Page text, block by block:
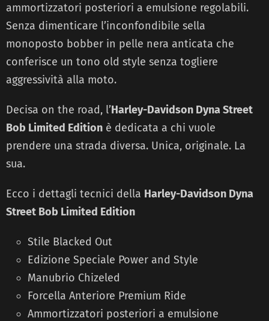
ammortizzatori posteriori a emulsione regolabili.
Senza dimenticare l’inconfondibile sella
monoposto bobber in pelle nera anticata che
conferisce un tono old style senza togliere
aggressività alla moto.
Decisa on the road, l’Harley-Davidson Dyna Street
Bob Limited Edition è dedicata a chi vuole
prendere una strada diversa. Unica, originale. La
sua.
Ecco i dettagli tecnici della Harley-Davidson Dyna
Street Bob Limited Edition
Stile Blacked Out
Edizione Speciale Power and Style
Manubrio Chizeled
Forcella Anteriore Premium Ride
Ammortizzatori posteriori a emulsione